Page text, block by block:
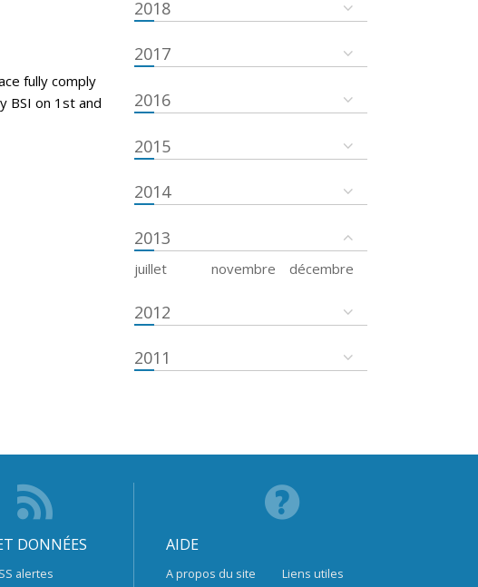
fully comply
BSI on 1st and
2018
2017
2016
2015
2014
2013
juillet novembre décembre
2012
2011
DONNÉES
alertes
AIDE
A propos du site Liens utiles